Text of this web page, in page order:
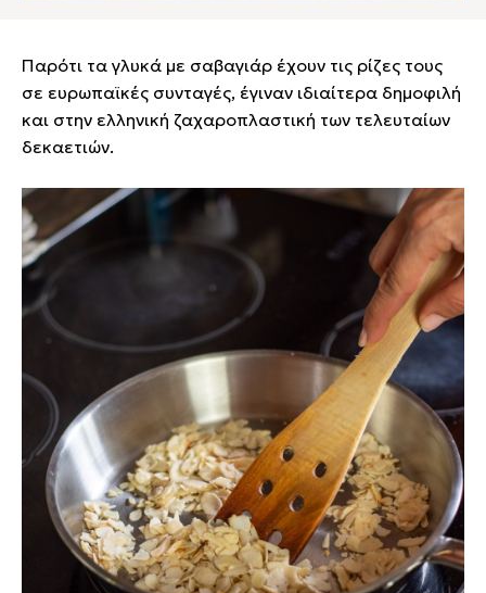
Παρότι τα γλυκά με σαβαγιάρ έχουν τις ρίζες τους
σε ευρωπαϊκές συνταγές, έγιναν ιδιαίτερα δημοφιλή
και στην ελληνική ζαχαροπλαστική των τελευταίων
δεκαετιών.